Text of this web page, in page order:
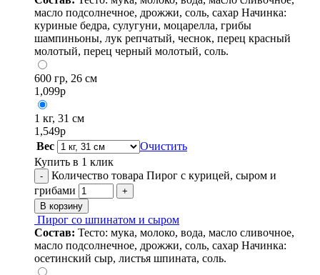
масло подсолнечное, дрожжи, соль, сахар Начинка:
куриные бедра, сулугуни, моцарелла, грибы
шампиньоны, лук репчатый, чеснок, перец красный
молотый, перец черный молотый, соль.
600 гр, 26 см
1,099р
1 кг, 31 см
1,549р
Вес
Очистить
Купить в 1 клик
-
Количество товара Пирог с курицей, сыром и
грибами
+
В корзину
Пирог со шпинатом и сыром
Состав: Тесто: мука, молоко, вода, масло сливочное,
масло подсолнечное, дрожжи, соль, сахар Начинка:
осетинский сыр, листья шпината, соль.